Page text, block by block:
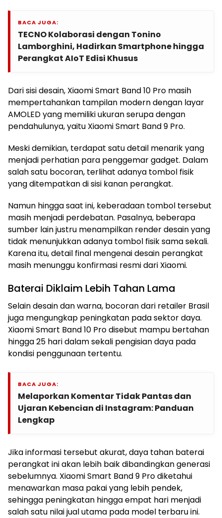
BACA JUGA:
TECNO Kolaborasi dengan Tonino
Lamborghini, Hadirkan Smartphone hingga
Perangkat AIoT Edisi Khusus
Dari sisi desain, Xiaomi Smart Band 10 Pro masih
mempertahankan tampilan modern dengan layar
AMOLED yang memiliki ukuran serupa dengan
pendahulunya, yaitu Xiaomi Smart Band 9 Pro.
Meski demikian, terdapat satu detail menarik yang
menjadi perhatian para penggemar gadget. Dalam
salah satu bocoran, terlihat adanya tombol fisik
yang ditempatkan di sisi kanan perangkat.
Namun hingga saat ini, keberadaan tombol tersebut
masih menjadi perdebatan. Pasalnya, beberapa
sumber lain justru menampilkan render desain yang
tidak menunjukkan adanya tombol fisik sama sekali.
Karena itu, detail final mengenai desain perangkat
masih menunggu konfirmasi resmi dari Xiaomi.
Baterai Diklaim Lebih Tahan Lama
Selain desain dan warna, bocoran dari retailer Brasil
juga mengungkap peningkatan pada sektor daya.
Xiaomi Smart Band 10 Pro disebut mampu bertahan
hingga 25 hari dalam sekali pengisian daya pada
kondisi penggunaan tertentu.
BACA JUGA:
Melaporkan Komentar Tidak Pantas dan
Ujaran Kebencian di Instagram: Panduan
Lengkap
Jika informasi tersebut akurat, daya tahan baterai
perangkat ini akan lebih baik dibandingkan generasi
sebelumnya. Xiaomi Smart Band 9 Pro diketahui
menawarkan masa pakai yang lebih pendek,
sehingga peningkatan hingga empat hari menjadi
salah satu nilai jual utama pada model terbaru ini.